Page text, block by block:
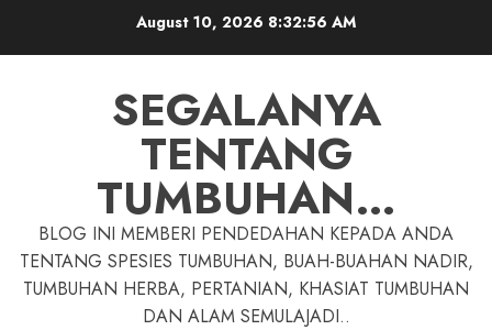
August 10, 2026 8:32:57 AM
SEGALANYA
TENTANG
TUMBUHAN…
BLOG INI MEMBERI PENDEDAHAN KEPADA ANDA
TENTANG SPESIES TUMBUHAN, BUAH-BUAHAN NADIR,
TUMBUHAN HERBA, PERTANIAN, KHASIAT TUMBUHAN
DAN ALAM SEMULAJADI..